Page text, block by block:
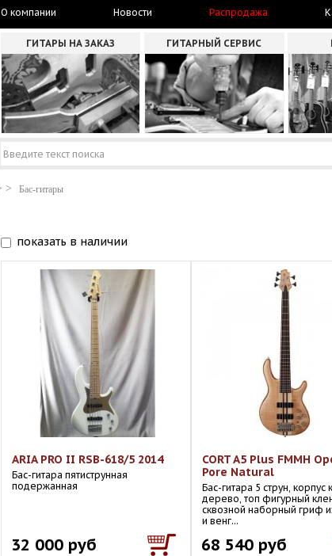
О компании Новости Распродажа
ГИТАРЫ НА ЗАКАЗ ГИТАРНЫЙ СЕРВИС
Бас-гитары
показать в наличии
ARIA PRO II RSB-618/5 2014
Бас-гитара пятиструнная
подержанная
32 000 руб
CORT A5 Plus FMMH
Pore Natural
Бас-гитара 5 струн, корпус
дерево, топ фигурный
сквозной наборный гриф
и венг...
68 540 руб